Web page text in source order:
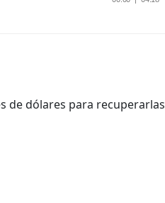
de dólares para recuperarlas